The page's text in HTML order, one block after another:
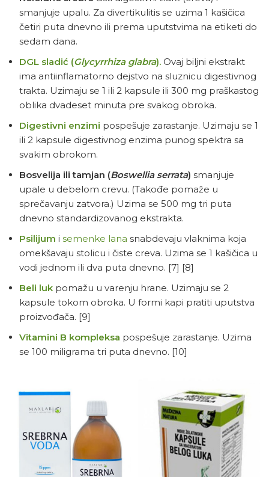
smanjuje upalu. Za divertikulitis se uzima 1 kašičica
četiri puta dnevno ili prema uputstvima na etiketi do
sedam dana.
DGL sladić (Glycyrrhiza glabra). Ovaj biljni ekstrakt
ima antiinflamatorno dejstvo na sluznicu digestivnog
trakta. Uzimaju se 1 ili 2 kapsule ili 300 mg praškastog
oblika dvadeset minuta pre svakog obroka.
Digestivni enzimi pospešuje zarastanje. Uzimaju se 1
ili 2 kapsule digestivnog enzima punog spektra sa
svakim obrokom.
Bosvelija ili tamjan (Boswellia serrata) smanjuje
upale u debelom crevu. (Takođe pomaže u
sprečavanju zatvora.) Uzima se 500 mg tri puta
dnevno standardizovanog ekstrakta.
Psilijum i semenke lana snabdevaju vlaknima koja
omekšavaju stolicu i čiste creva. Uzima se 1 kašičica u
vodi jednom ili dva puta dnevno. [7] [8]
Beli luk pomažu u varenju hrane. Uzimaju se 2
kapsule tokom obroka. U formi kapi pratiti uputstva
proizvođača. [9]
Vitamini B kompleksa pospešuje zarastanje. Uzima
se 100 miligrama tri puta dnevno. [10]